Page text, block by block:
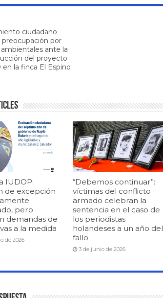
ciudadano
preocupación por
ante la
del proyecto
en la finca El Espino
IUDOP:
de excepción
pero
demandas de
a la medida
de 2026
“Debemos continuar”:
víctimas del conflicto
armado celebran la
sentencia en el caso de
los periodistas
holandeses a un año del
fallo
3 de junio de 2026